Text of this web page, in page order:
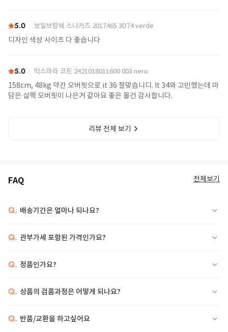
5.0 보일브랑쉐 스니커즈 2017465 3D74 verde
디자인 색상 사이즈 다 좋습니다
5.0 막스마라 코트 2421018011600 003 nero
158cm, 48kg 약간 오버핏으로 it 36 잘맞습니디. It 34와 고민했는데 마
담은 살짝 오버핏이 나은거 같아요 좋은 물건 감사합니다.
리뷰 전체 보기
FAQ 전체보기
Q. 배송기간은 얼마나 되나요?
Q. 관부가세 포함된 가격인가요?
Q. 정품인가요?
Q. 상품의 검품과정은 어떻게 되나요?
Q. 반품/교환을 하고싶어요